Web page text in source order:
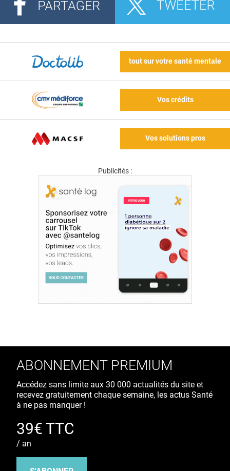
tout sur votre santé mentale
Vos crédits
Vos solutions pros
Publicités :
ABONNEMENT PREMIUM
Accédez sans limite aux 30 000 actualités du site et
recevez gratuitement chaque semaine, les actus Santé
à ne pas manquer !
39€ TTC
/ an